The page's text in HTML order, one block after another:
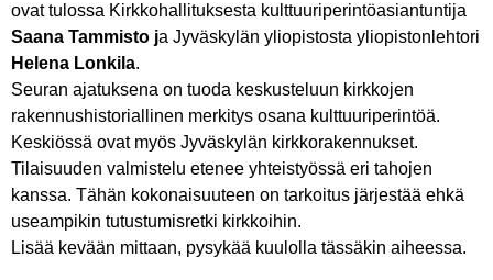
ovat tulossa Kirkkohallituksesta kulttuuriperintöasiantuntija
Saana Tammisto ja Jyväskylän yliopistosta yliopistonlehtori
Helena Lonkila.
Seuran ajatuksena on tuoda keskusteluun kirkkojen
rakennushistoriallinen merkitys osana kulttuuriperintöä.
Keskiössä ovat myös Jyväskylän kirkkorakennukset.
Tilaisuuden valmistelu etenee yhteistyössä eri tahojen
kanssa. Tähän kokonaisuuteen on tarkoitus järjestää ehkä
useampikin tutustumisretki kirkkoihin.
Lisää kevään mittaan, pysykää kuulolla tässäkin aiheessa.